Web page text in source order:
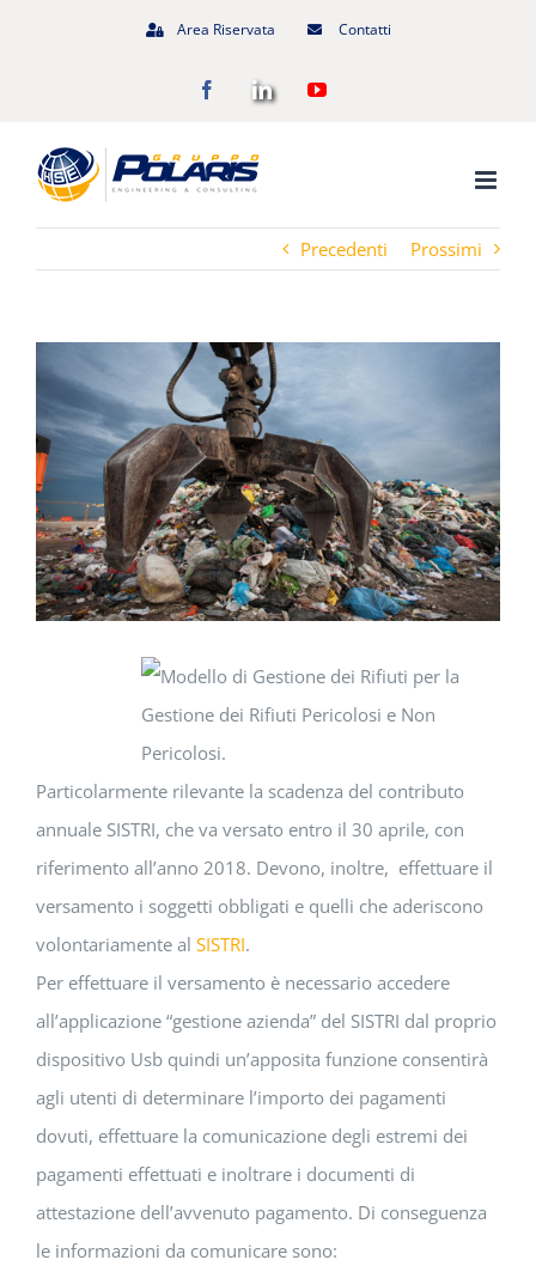
Area Riservata Contatti
FacebookLinkedInYouTube
Precedenti Prossimi
Particolarmente rilevante la scadenza del contributo
annuale SISTRI, che va versato entro il 30 aprile, con
riferimento all’anno 2018. Devono, inoltre, effettuare il
versamento i soggetti obbligati e quelli che aderiscono
volontariamente al SISTRI.
Per effettuare il versamento è necessario accedere
all’applicazione “gestione azienda” del SISTRI dal proprio
dispositivo Usb quindi un’apposita funzione consentirà
agli utenti di determinare l’importo dei pagamenti
dovuti, effettuare la comunicazione degli estremi dei
pagamenti effettuati e inoltrare i documenti di
attestazione dell’avvenuto pagamento. Di conseguenza
le informazioni da comunicare sono: